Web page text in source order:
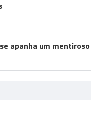
apanha um